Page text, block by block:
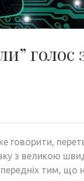
голос
говорити,
з великою
тим,